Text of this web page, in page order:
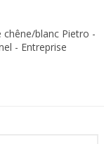
blanc Pietro -
- Entreprise